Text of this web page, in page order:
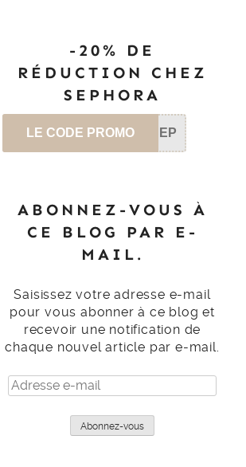
-20% DE
RÉDUCTION CHEZ
SEPHORA
LE CODE PROMO SEP
ABONNEZ-VOUS À
CE BLOG PAR E-
MAIL.
Saisissez votre adresse e-mail
pour vous abonner à ce blog et
recevoir une notification de
chaque nouvel article par e-mail.
Adresse
e-
Abonnez-vous